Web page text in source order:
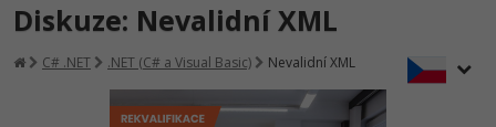
hrazené úřadem práce
Workshopy zdarma
Kurzy IT profesí
Přihlásit se|Registrovat
Diskuze: Nevalidní XML
C# .NET .NET (C# a Visual Basic) Nevalidní XML